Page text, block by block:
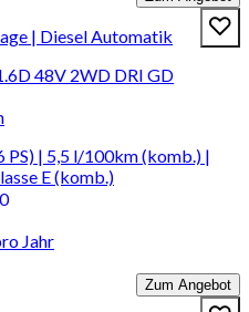
| Diesel Automatik
48V 2WD DRI GD
PS) | 5,5 l/100km (komb.) |
E (komb.)
Jahr
Zum Angebot